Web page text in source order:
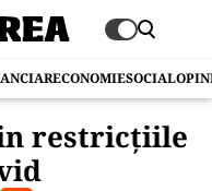
ECONOMIESOCIAL
restricţiile